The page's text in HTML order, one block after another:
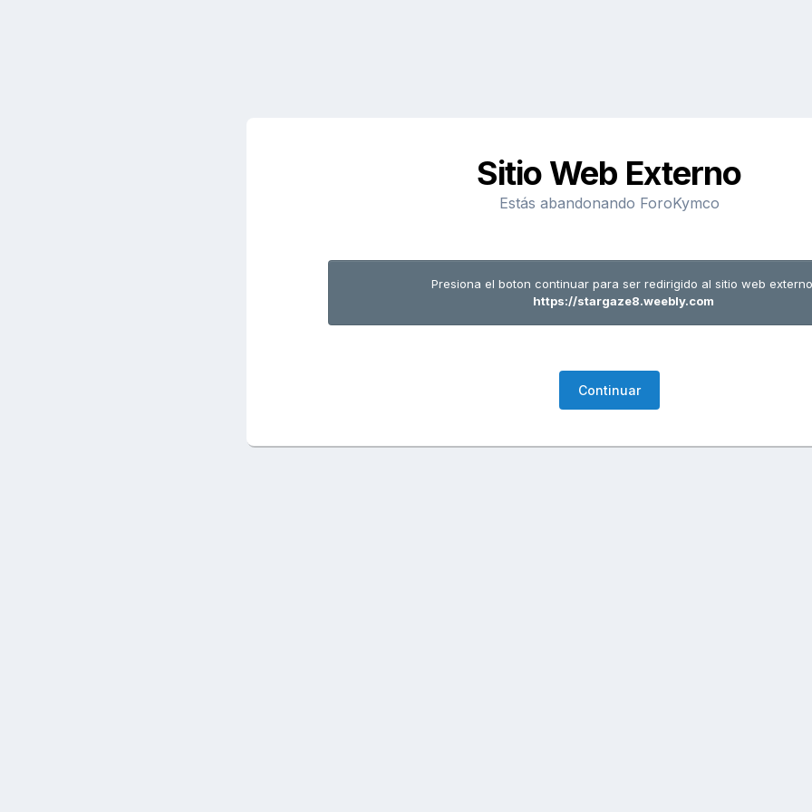
Sitio Web Externo
Estás abandonando ForoKymco
Presiona el boton continuar para ser redirigido al sitio web
https://stargaze8.weebly.com
Continuar